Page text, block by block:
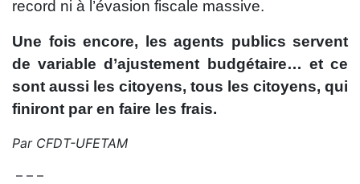
record ni à l’évasion fiscale massive.
Une fois encore, les agents publics servent
de variable d’ajustement budgétaire… et ce
sont aussi les citoyens, tous les citoyens, qui
finiront par en faire les frais.
Par CFDT-UFETAM
– – –